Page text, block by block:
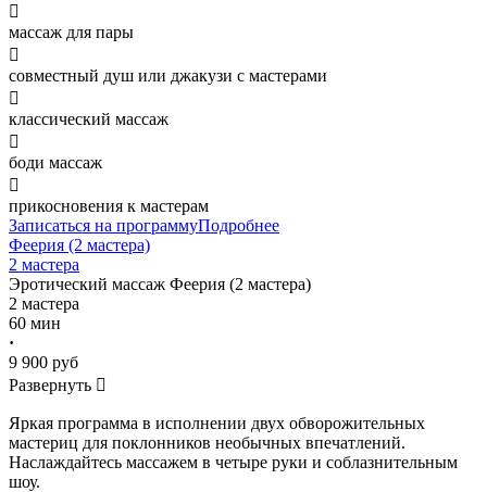

массаж для пары

совместный душ или джакузи с мастерами

классический массаж

боди массаж

прикосновения к мастерам
Записаться на программуПодробнее
Феерия (2 мастера)
2 мастера
Эротический массаж Феерия (2 мастера)
2 мастера
60 мин
·
9 900 руб
Развернуть 
Яркая программа в исполнении двух обворожительных
мастериц для поклонников необычных впечатлений.
Наслаждайтесь массажем в четыре руки и соблазнительным
шоу.